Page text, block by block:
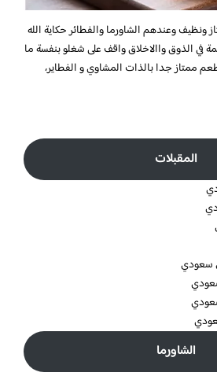
وعندهم الشاورما والفطائر حكاية الله
في الذوق واالاخلاق واقف على شغلو بنفسة ما
ممتاز جدا بالذات المشاوي و الفطاير،
المقبلات
الشاورما